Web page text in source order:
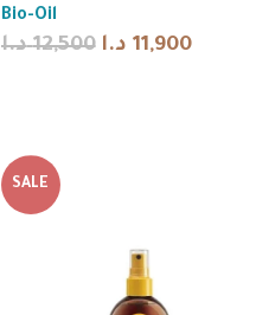
Bio-Oil
12,500 د.ا 11,900 د.ا
SALE